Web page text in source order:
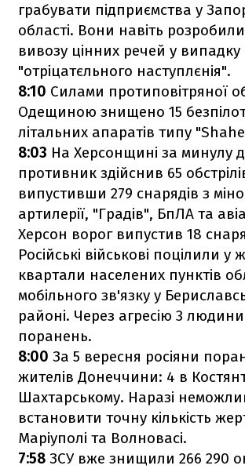
грабувати підприємства у
області. Вони навіть
вивозу цінних речей у випадку
"отріцатєльного наступлєнія".
8:10 Силами протиповітряної
Одещиною знищено 15
літальних апаратів типу
8:03 На Херсонщині за минулу
противник здійснив 65
випустивши 279 снарядів з
артилерії, "Градів", БпЛА та
Херсон ворог випустив 18
Російські військові поцілили у
квартали населених пунктів
мобільного зв'язку у
районі. Через агресію 3
поранень.
8:00 За 5 вересня росіяни
жителів Донеччини: 4 в
Шахтарському. Наразі
встановити точну кількість
Маріуполі та Волновасі.
7:58 ЗСУ вже знищили 266 290